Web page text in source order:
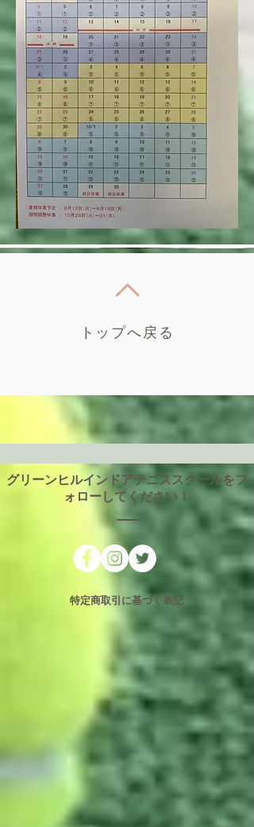
トップへ戻る
グリーンヒルインドアテニススクールをフ
ォローしてください！
特定商取引に基づく表記